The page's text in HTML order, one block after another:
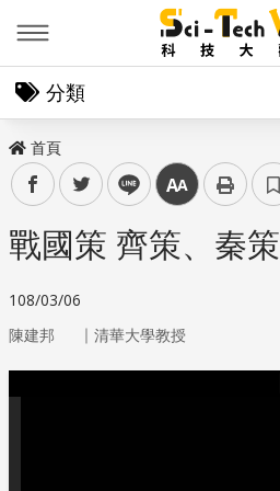
分類
首頁
facebooktwitter line 中
戰國策 齊策、秦策
108/03/06
陳建邦 ｜ 清華大學教授